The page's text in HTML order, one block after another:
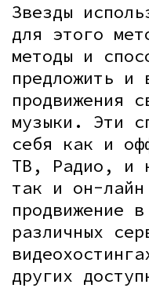
Звезды
для этого
методы и
предложить и
продвижения
музыки. Эти
себя как и
ТВ, Радио, и
так и он-
продвижение
различных
других